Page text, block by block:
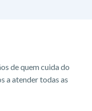
de quem cuida do
a atender todas as